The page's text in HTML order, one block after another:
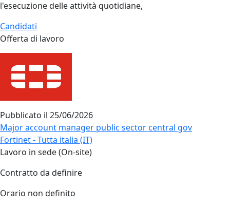
l'esecuzione delle attività quotidiane,
Candidati
Offerta di lavoro
Pubblicato il 25/06/2026
Major account manager public sector central gov
Fortinet - Tutta italia (IT)
Lavoro in sede (On-site)
Contratto da definire
Orario non definito